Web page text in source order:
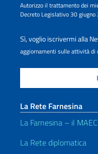
Autorizzo il trattamento dei
Decreto Legislativo 30
Sì, voglio iscrivermi alla
aggiornamenti sulle attività di
La Rete Farnesina
La Farnesina – il
La Rete diplomatica